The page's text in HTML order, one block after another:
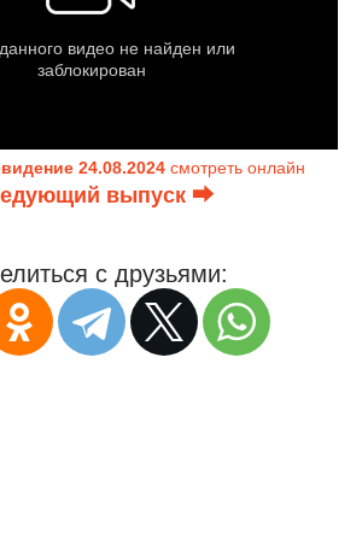
24.08.2024 смотреть онлайн
выпуск ⮕
с друзьями: